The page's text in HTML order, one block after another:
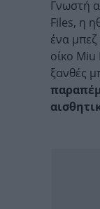
Γνωστή
Files, η
ένα
οίκο
ξανθές